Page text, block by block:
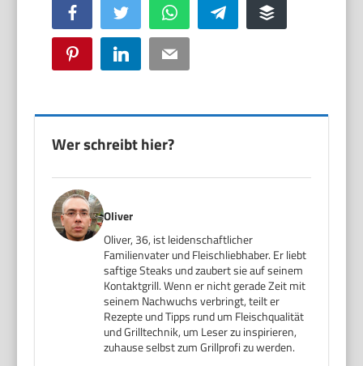
Facebook Twitter WhatsApp Telegram Buffer
Pinterest LinkedIn Email
Wer schreibt hier?
Oliver
Oliver, 36, ist leidenschaftlicher
Familienvater und Fleischliebhaber. Er liebt
saftige Steaks und zaubert sie auf seinem
Kontaktgrill. Wenn er nicht gerade Zeit mit
seinem Nachwuchs verbringt, teilt er
Rezepte und Tipps rund um Fleischqualität
und Grilltechnik, um Leser zu inspirieren,
zuhause selbst zum Grillprofi zu werden.